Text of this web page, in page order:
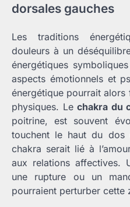
dorsales gauches
Les traditions
douleurs à un
énergétiques
aspects émotionnels et
énergétique pourrait alors
physiques. Lechakra du
poitrine, est souvent
touchent le haut du dos
chakra serait lié à
aux relations affectives.
une rupture ou un
pourraient perturber cette